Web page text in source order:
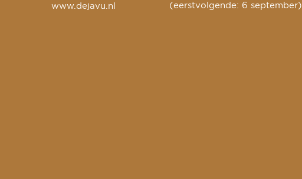
www.dejavu.nl
(eerstvolgende: 6 september)